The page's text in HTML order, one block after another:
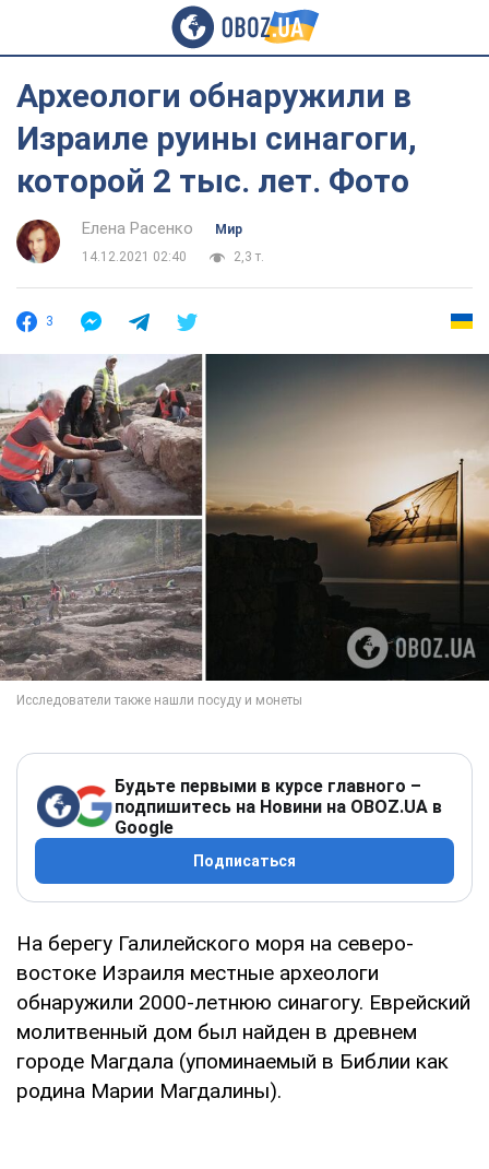
Археологи обнаружили в
Израиле руины синагоги,
которой 2 тыс. лет. Фото
Елена Расенко
Мир
14.12.2021 02:40
2,3 т.
3
Будьте первыми в курсе главного –
подпишитесь на Новини на OBOZ.UA в
Google
Подписаться
На берегу Галилейского моря на северо-
востоке Израиля местные археологи
обнаружили 2000-летнюю синагогу. Еврейский
молитвенный дом был найден в древнем
городе Магдала (упоминаемый в Библии как
родина Марии Магдалины).